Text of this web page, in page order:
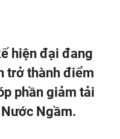
hiện đại đang
trở thành điểm
phần giảm tải
Ngầm.